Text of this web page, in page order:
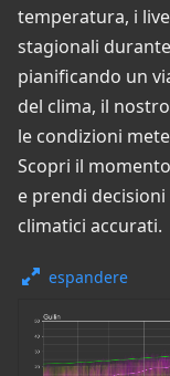
temperatura, i
stagionali
pianificando un
del clima, il
le condizioni
Scopri il
e prendi
climatici accurati.
espandere